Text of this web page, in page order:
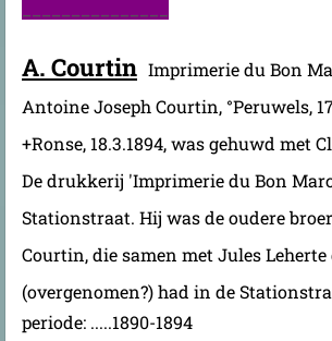
A. Courtin Imprimerie du Bon
Antoine Joseph Courtin, °Peruwels,
+Ronse, 18.3.1894, was gehuwd met
De drukkerij 'Imprimerie du Bon
Stationstraat. Hij was de oudere
Courtin, die samen met Jules
(overgenomen?) had in de
periode: .....1890-1894